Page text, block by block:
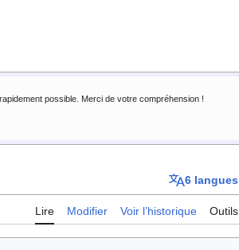
possible. Merci de votre compréhension !
6 langues
Lire Modifier Voir l’historique Outils